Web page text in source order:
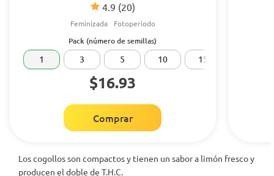
4.9 (20)
Feminizada Fotoperiodo
Pack (número de semillas)
1 3 5 10 15
$16.93
Comprar
Los cogollos son compactos y tienen un sabor a limón fresco y
producen el doble de T.H.C.